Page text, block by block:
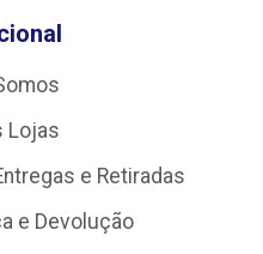
Lojas
e Retiradas
e Devolução